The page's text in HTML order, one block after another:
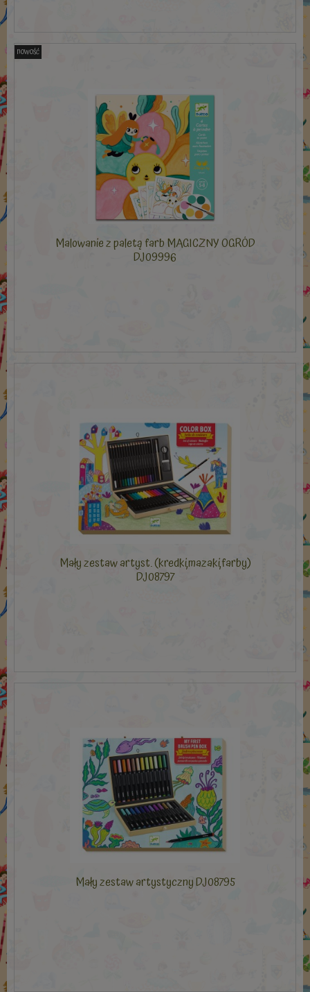
Malowanie z paletą farb MAGICZNY OGRÓD
DJ09996
nowość
Mały zestaw artyst. (kredki,mazaki,farby)
DJ08797
Mały zestaw artystyczny DJ08795